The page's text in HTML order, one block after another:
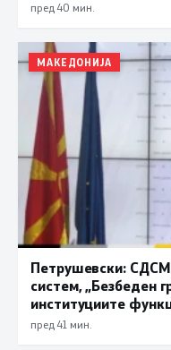
пред 40 мин.
МАКЕДОНИЈА
Петрушевски:
систем, „Безбеден
институциите
пред 41 мин.